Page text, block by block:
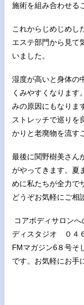
施術を組み合わせる
これからじめじめし
エステ部門から見て
いました。
湿度が高いと身体の
くみやすくなります
みの原因にもなりま
ストレッチで巡りを
かりと老廃物を流す
最後に関野樹美さん
がやってきます。夏
めに私たちが全力で
どうぞお気軽にご相
コアボディサロン
ディスタジオ ０４
FMマガジン6８号そ
です。お気軽にお手